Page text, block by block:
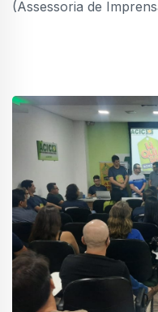
(Assessoria de